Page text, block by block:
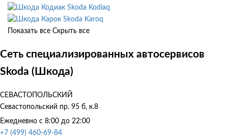
Skoda Kodiaq
Skoda Karoq
Показать все Скрыть все
Сеть специализированных автосервисов
Skoda (Шкода)
СЕВАСТОПОЛЬСКИЙ
Севастопольский пр. 95 б, к.8
Ежедневно с 8:00 до 22:00
+7 (499) 460-69-84